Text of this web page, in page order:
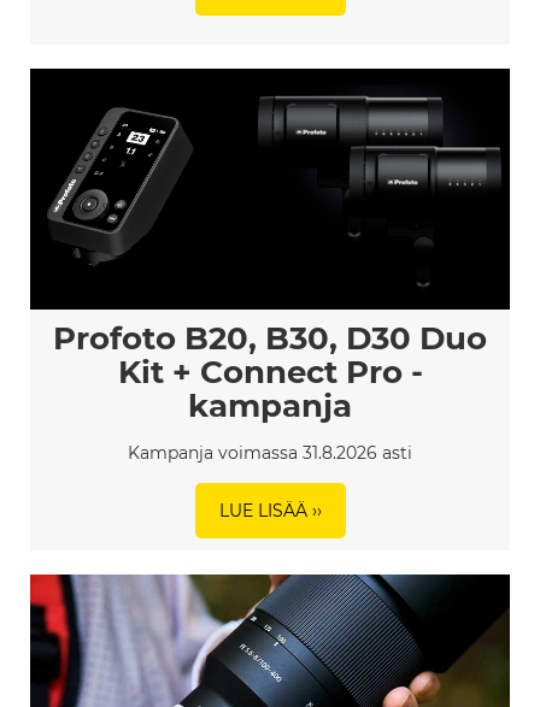
Profoto B20, B30, D30 Duo
Kit + Connect Pro -
kampanja
Kampanja voimassa 31.8.2026 asti
LUE LISÄÄ ››